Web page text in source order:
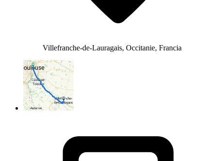
Villefranche-de-Lauragais, Occitanie, Francia